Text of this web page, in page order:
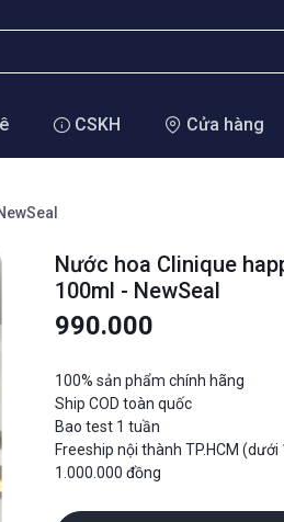
CSKH Cửa hàng
Nước hoa Clinique
100ml - NewSeal
990.000
100% sản phẩm chính hãng
Ship COD toàn quốc
Bao test 1 tuần
Freeship nội thành TP.HCM
1.000.000 đồng